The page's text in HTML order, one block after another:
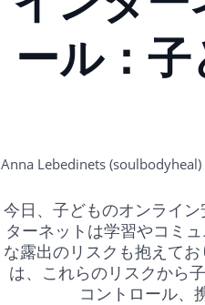
ール：
Anna Lebedinets
今日、子どものオンライ
ターネットは学習やコミ
な露出のリスクも抱えて
は、これらのリスクから
コントロール、